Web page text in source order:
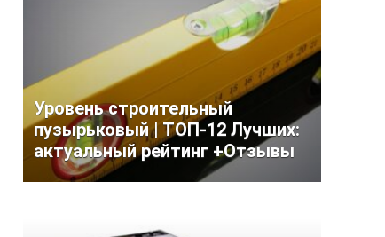
Уровень строительный
пузырьковый | ТОП-12 Лучших:
актуальный рейтинг +Отзывы